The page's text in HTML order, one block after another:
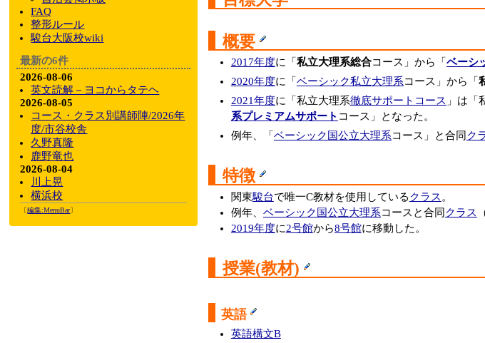
概要
2017年度に「 私立大理系総合コース」から「 ベーシ
2020年度に「 ベーシック私立大理系コース」から「
2021年度に「私立大理系徹底サポートコース 」は「
系プレミアムサポート コース」となった。
例年、「 ベーシック国公立大理系コース」と合同 ク
特徴
関東駿台で唯一C教材を使用しているクラス 。
例年、 ベーシック国公立大理系コースと合同 クラス
2019年度に2号館から8号館に移動した。
授業(教材)
英語
英語構文B
FAQ
整形ルール
駿台大阪校wiki
最新の6件
2026-08-06
英文読解－ヨコからタテヘ
2026-08-05
コース・クラス別講師陣/2026年
度/市谷校舎
久野真隆
鹿野竜也
2026-08-04
川上晃
横浜校
〔編集:MenuBar〕